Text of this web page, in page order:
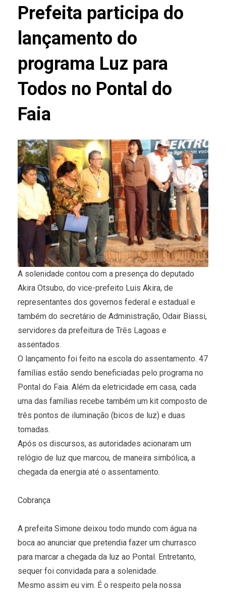
Prefeita participa do
lançamento do
programa Luz para
Todos no Pontal do
Faia
A solenidade contou com a presença do deputado
Akira Otsubo, do vice-prefeito Luis Akira, de
representantes dos governos federal e estadual e
também do secretário de Administração, Odair Biassi,
servidores da prefeitura de Três Lagoas e
assentados.
O lançamento foi feito na escola do assentamento. 47
famílias estão sendo beneficiadas pelo programa no
Pontal do Faia. Além da eletricidade em casa, cada
uma das famílias recebe também um kit composto de
três pontos de iluminação (bicos de luz) e duas
tomadas.
Após os discursos, as autoridades acionaram um
relógio de luz que marcou, de maneira simbólica, a
chegada da energia até o assentamento.
Cobrança
A prefeita Simone deixou todo mundo com água na
boca ao anunciar que pretendia fazer um churrasco
para marcar a chegada da luz ao Pontal. Entretanto,
sequer foi convidada para a solenidade.
Mesmo assim eu vim. É o respeito pela nossa